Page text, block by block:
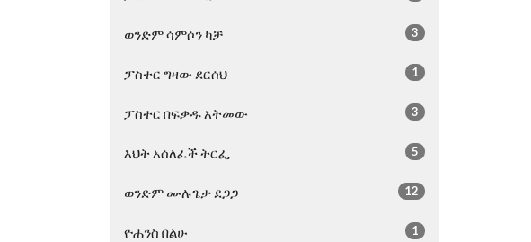
ወንድም ሳምሶን ካቻ 3
ፓስተር ግዛው ደርሰህ 1
ፓስተር በፍቃዱ አትመው 3
እህት አሰለፈች ትርፌ 5
ወንድም ሙሉጌታ ደጋጋ 12
ዮሐንስ በልሁ 1